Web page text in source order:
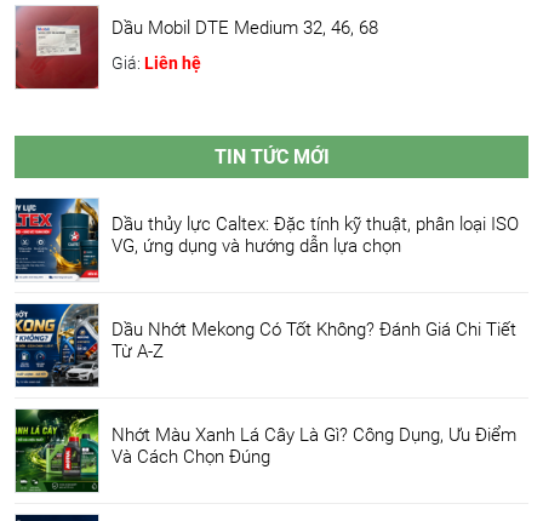
Dầu Mobil DTE Medium 32, 46, 68
Giá: Liên hệ
TIN TỨC MỚI
Dầu thủy lực Caltex: Đặc tính kỹ thuật, phân loại ISO
VG, ứng dụng và hướng dẫn lựa chọn
Dầu Nhớt Mekong Có Tốt Không? Đánh Giá Chi Tiết
Từ A-Z
Nhớt Màu Xanh Lá Cây Là Gì? Công Dụng, Ưu Điểm
Và Cách Chọn Đúng